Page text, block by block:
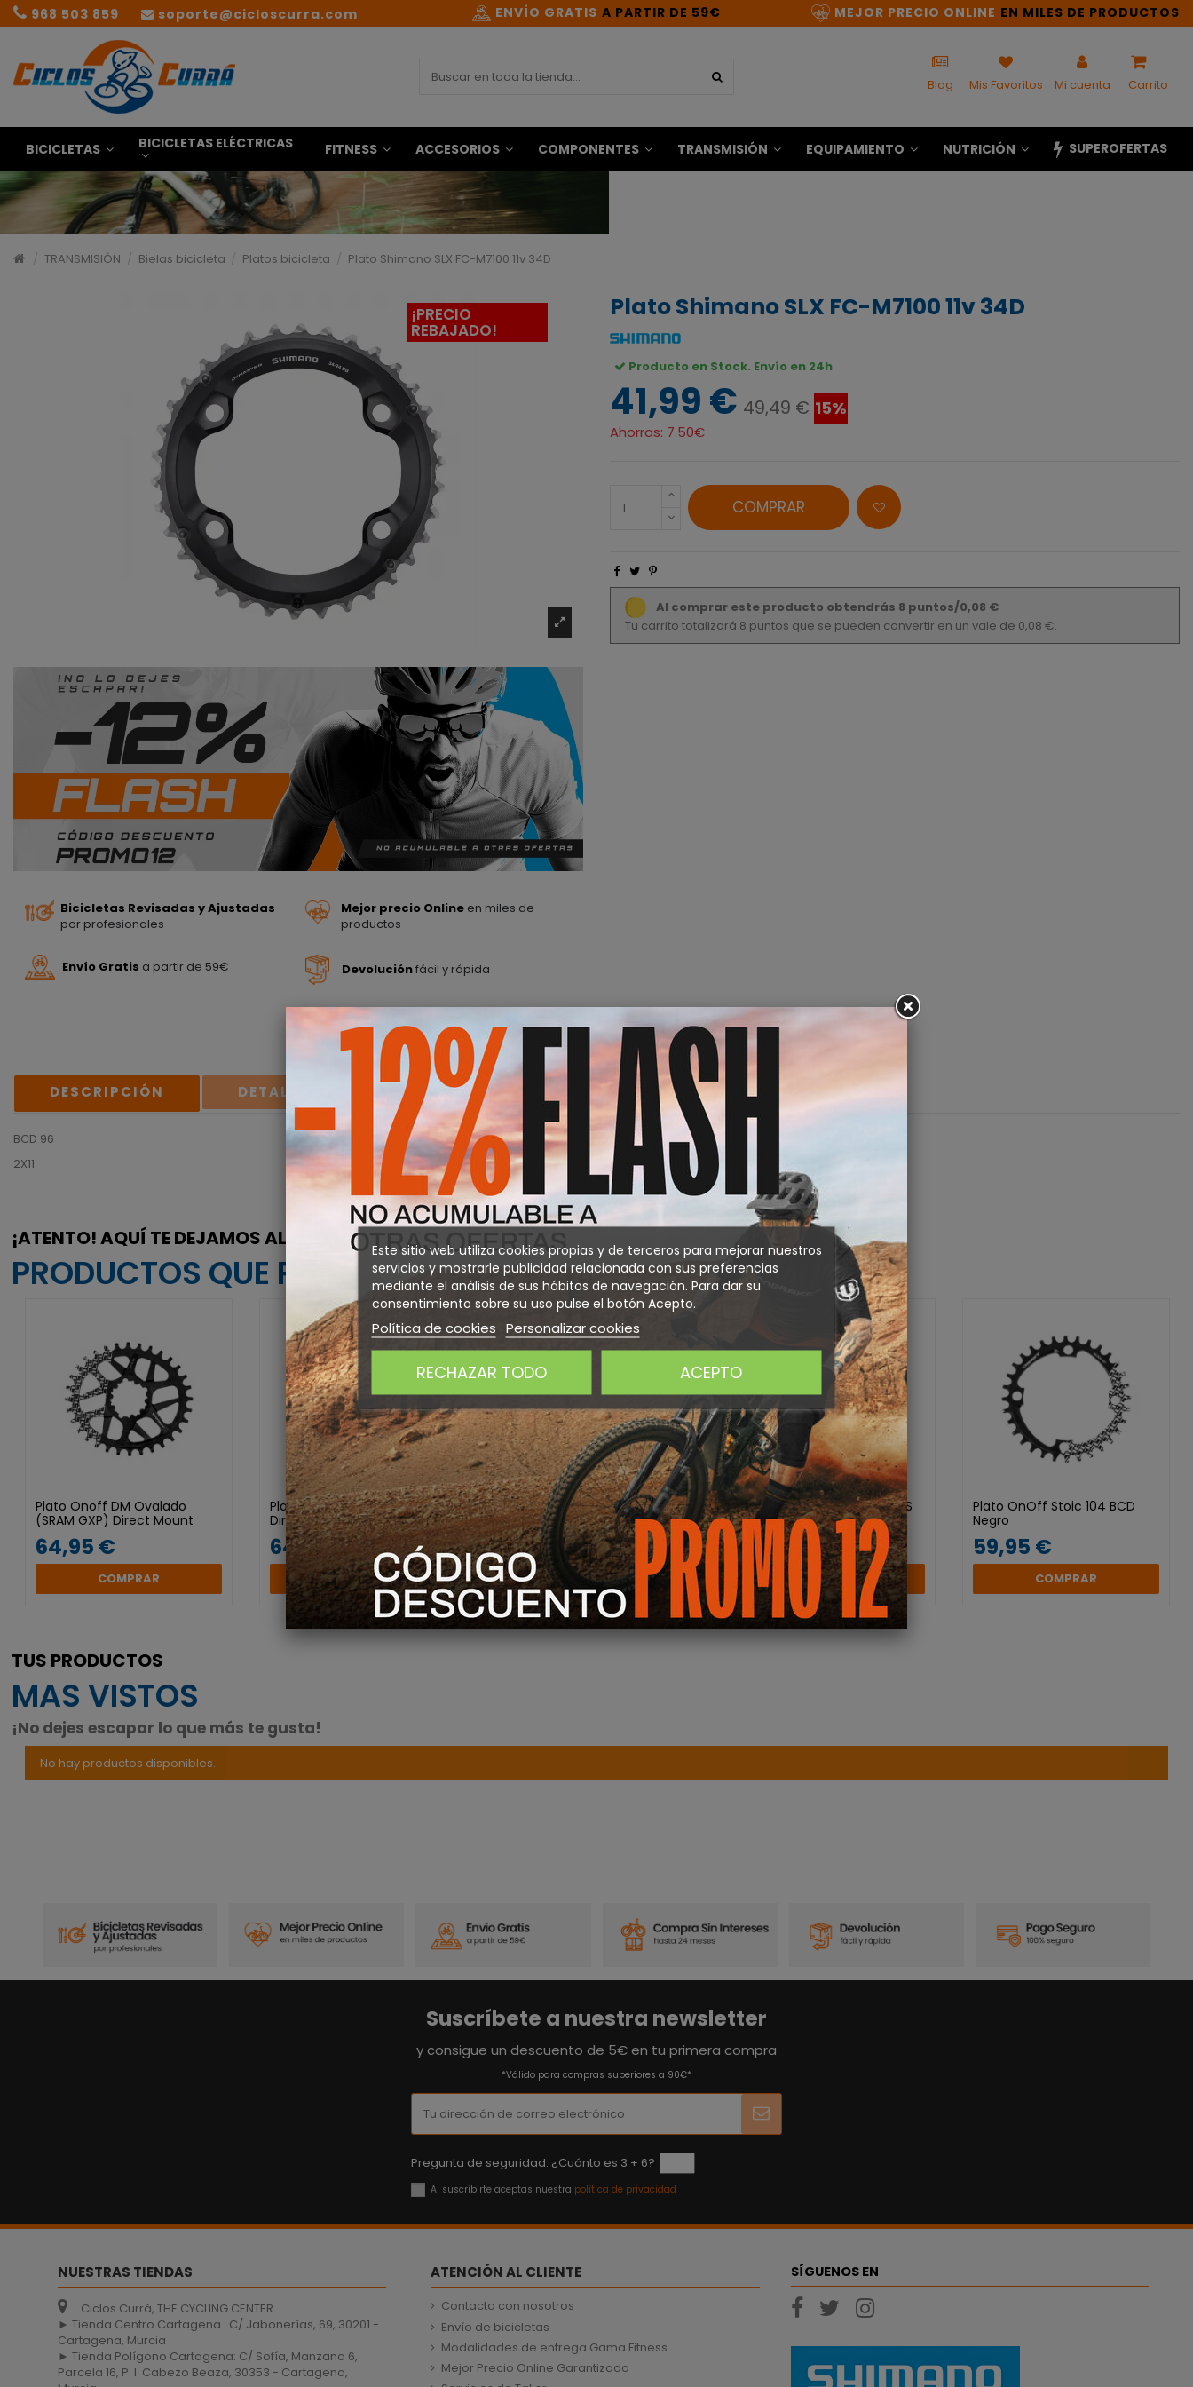
968 503 859 soporte@cicloscurra.com ENVÍO GRATIS A PARTIR DE 59€ MEJOR PRECIO ONLINE EN MILES DE PRODUCTOS
Blog Mis Favoritos Mi cuenta Carrito
BICICLETAS BICICLETAS ELÉCTRICAS FITNESS ACCESORIOS COMPONENTES TRANSMISIÓN EQUIPAMIENTO NUTRICIÓN SUPEROFERTAS
TRANSMISIÓN Bielas bicicleta Platos bicicleta Plato Shimano SLX FC-M7100 11v 34D
¡PRECIO
REBAJADO!
Bicicletas Revisadas y Ajustadas
por profesionales
Mejor precio Onlineen miles de
productos
Envío Gratis a partir de 59€ Devoluciónfácil y rápida
Plato Shimano SLX FC-M7100 11v 34D
Producto en Stock. Envío en 24h
41,99 € 49,49 € 15%
Ahorras: 7.50€
COMPRAR
Al comprar este producto obtendrás 8 puntos/0,08 €
Tu carrito totalizará 8 puntos que se pueden convertir en un vale de 0,08 €.
DESCRIPCIÓN DETALLES DEL PRODUCTO Sobre SHIMANO
BCD 96
2X11
¡ATENTO! AQUÍ TE DEJAMOS ALGUNOS
PRODUCTOS QUE PODRÍAN INTERESARTE
Plato Onoff DM Ovalado
(SRAM GXP) Direct Mount
Negro
64,95 €
COMPRAR
Plato Onoff DM (SRAM GXP)
Direct Mount Boost Negro
64,95 €
COMPRAR
Plato Sram Rival AXS 12v 107
BCD
34,00 €
COMPRAR
Plato Sram X-Sync Rival AXS
12v DM
64,95 €
COMPRAR
Plato OnOff Stoic 104 BCD
Negro
59,95 €
COMPRAR
TUS PRODUCTOS
MAS VISTOS
¡No dejes escapar lo que más te gusta!
No hay productos disponibles.
Suscríbete a nuestra newsletter
y consigue un descuento de 5€ en tu primera compra
*Válido para compras superiores a 90€*
Pregunta de seguridad. ¿Cuánto es 3 + 6?
Al suscribirte aceptas nuestra política de privacidad
NUESTRAS TIENDAS
Ciclos Currá, THE CYCLING CENTER.
► Tienda Centro Cartagena : C/ Jabonerías, 69, 30201 -
Cartagena, Murcia
► Tienda Polígono Cartagena: C/ Sofía, Manzana 6,
Parcela 16, P. I. Cabezo Beaza, 30353 - Cartagena,
ATENCIÓN AL CLIENTE
Contacta con nosotros
Envío de bicicletas
Modalidades de entrega Gama Fitness
Mejor Precio Online Garantizado
SÍGUENOS EN
Este sitio web utiliza cookies propias y de terceros para mejorar nuestros
servicios y mostrarle publicidad relacionada con sus preferencias
mediante el análisis de sus hábitos de navegación. Para dar su
consentimiento sobre su uso pulse el botón Acepto.
Política de cookies Personalizar cookies
RECHAZAR TODO ACEPTO